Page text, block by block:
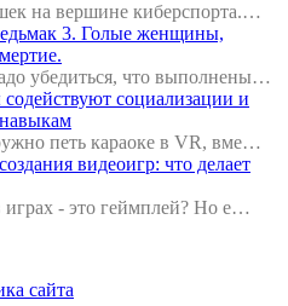
на вершине киберспорта.…
3. Голые женщины,
убедиться, что выполнены…
социализации и
петь караоке в VR, вме…
видеоигр: что делает
играх - это геймплей? Но е…
сайта